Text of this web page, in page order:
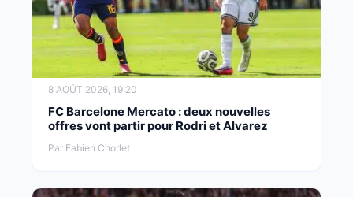
8 AOÛT 2026, 19:20
FC Barcelone Mercato : deux nouvelles
offres vont partir pour Rodri et Alvarez
Par Fabien Chorlet